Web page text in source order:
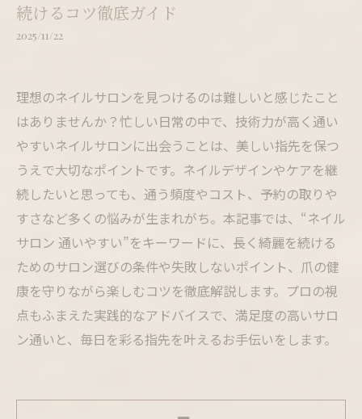
続けるコツ徹底ガイド
2025/11/22
理想のネイルサロンを見つけるのは難しいと感じたこと
はありませんか？忙しい日常の中で、技術力が高く通い
やすいネイルサロンに出会うことは、美しい指先を保つ
うえで大切なポイントです。ネイルデザインやケアを継
続したいと思っても、通う頻度やコスト、予約の取りや
すさなど多くの悩みが生まれがち。本記事では、“ネイル
サロン 通いやすい”をキーワードに、長く綺麗を続ける
ためのサロン選びの条件や失敗しないポイント、爪の健
康を守りながら楽しむコツを徹底解説します。プロの視
点もふまえた実践的なアドバイスで、満足度の高いサロ
ン通いと、毎日を彩る指先を叶えるお手伝いをします。